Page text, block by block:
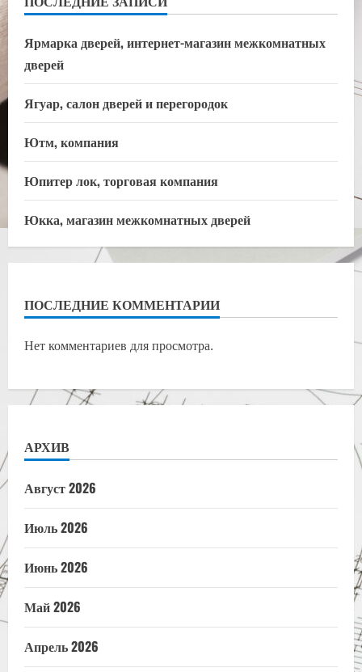
Ярмарка дверей, интернет-магазин межкомнатных
дверей
Ягуар, салон дверей и перегородок
Ютм, компания
Юпитер лок, торговая компания
Юкка, магазин межкомнатных дверей
ПОСЛЕДНИЕ КОММЕНТАРИИ
Нет комментариев для просмотра.
АРХИВ
Август 2026
Июль 2026
Июнь 2026
Май 2026
Апрель 2026